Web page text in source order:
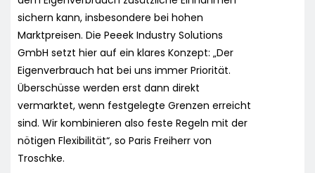
sichern kann, insbesondere bei hohen
Marktpreisen. Die Peeek Industry Solutions
GmbH setzt hier auf ein klares Konzept: „Der
Eigenverbrauch hat bei uns immer Priorität.
Überschüsse werden erst dann direkt
vermarktet, wenn festgelegte Grenzen erreicht
sind. Wir kombinieren also feste Regeln mit der
nötigen Flexibilität“, so Paris Freiherr von
Troschke.